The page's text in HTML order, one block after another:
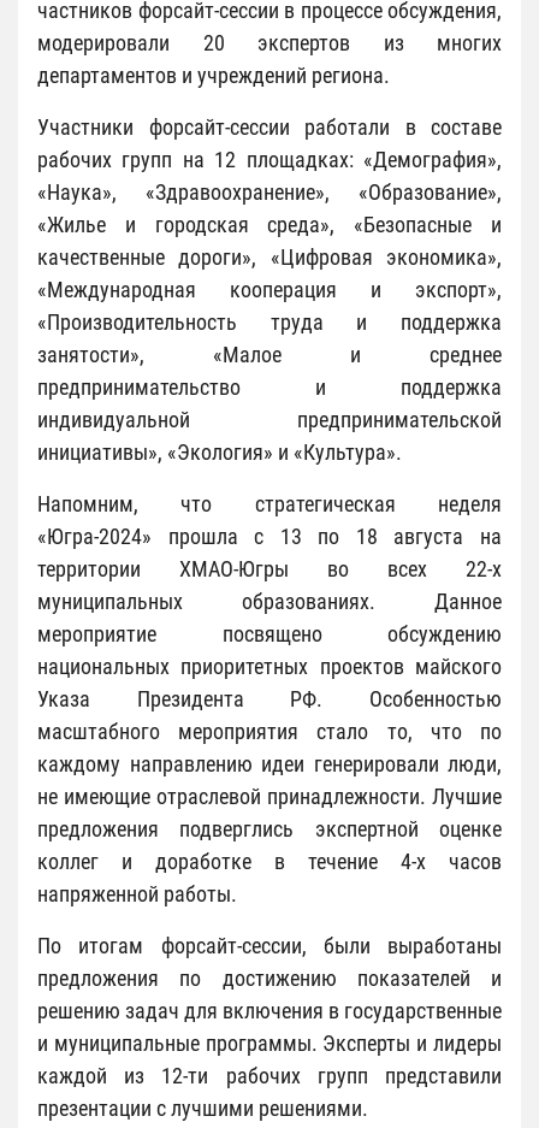
частников форсайт-сессии в процессе обсуждения,
модерировали 20 экспертов из многих
департаментов и учреждений региона.
Участники форсайт-сессии работали в составе
рабочих групп на 12 площадках: «Демография»,
«Наука», «Здравоохранение», «Образование»,
«Жилье и городская среда», «Безопасные и
качественные дороги», «Цифровая экономика»,
«Международная кооперация и экспорт»,
«Производительность труда и поддержка
занятости», «Малое и среднее
предпринимательство и поддержка
индивидуальной предпринимательской
инициативы», «Экология» и «Культура».
Напомним, что стратегическая неделя
«Югра-2024» прошла с 13 по 18 августа на
территории ХМАО-Югры во всех 22-х
муниципальных образованиях. Данное
мероприятие посвящено обсуждению
национальных приоритетных проектов майского
Указа Президента РФ. Особенностью
масштабного мероприятия стало то, что по
каждому направлению идеи генерировали люди,
не имеющие отраслевой принадлежности. Лучшие
предложения подверглись экспертной оценке
коллег и доработке в течение 4-х часов
напряженной работы.
По итогам форсайт-сессии, были выработаны
предложения по достижению показателей и
решению задач для включения в государственные
и муниципальные программы. Эксперты и лидеры
каждой из 12-ти рабочих групп представили
презентации с лучшими решениями.